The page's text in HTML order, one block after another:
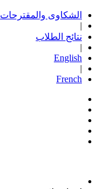
الشكاوى والمقترحات
|
نتائج الطلاب
|
English
|
French